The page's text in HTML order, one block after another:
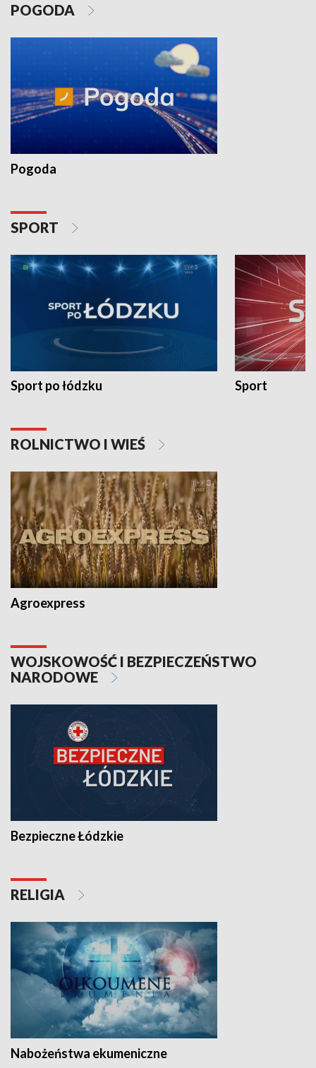
POGODA
Pogoda
SPORT
Sport po łódzku Sport
ROLNICTWO I WIEŚ
Agroexpress
WOJSKOWOŚĆ I BEZPIECZEŃSTWO
NARODOWE
Bezpieczne Łódzkie
RELIGIA
Nabożeństwa ekumeniczne